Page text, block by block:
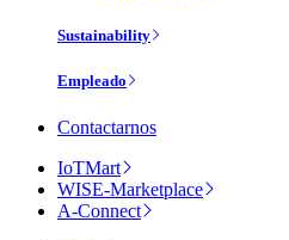
Sustainability
Empleado
Contactarnos
IoTMart
WISE-Marketplace
A-Connect